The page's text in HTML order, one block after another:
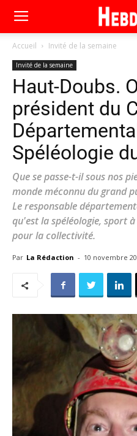
Accueil Invité de la semaine
Invité de la semaine
Haut-Doubs.
président du
Spéléologie
Que se passe-t-il sous nos
monde méconnu du grand
Le responsable
qu'est la spéléologie, sport
pour la collectivité.
Par La Rédaction - 10 novembre